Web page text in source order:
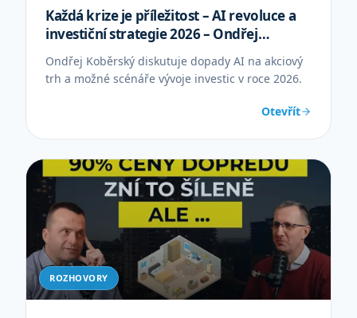
Každá krize je příležitost – AI revoluce a
investiční strategie 2026 – Ondřej
Koběrský
Ondřej Koběrský diskutuje dopady AI na akciový
trh a možné scénáře vývoje investic v roce 2026.
Otevřít
ROZHOVORY